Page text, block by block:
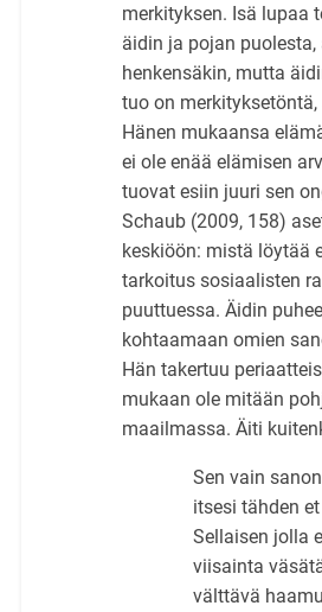
merkityksen. Isä lupaa
äidin ja pojan puolesta,
henkensäkin, mutta
tuo on
Hänen mukaansa
ei ole enää elämisen
tuovat esiin juuri sen
Schaub (2009, 158)
keskiöön: mistä löytää
tarkoitus sosiaalisten
puuttuessa. Äidin
kohtaamaan omien
Hän takertuu
mukaan ole mitään
maailmassa. Äiti
Sen vain
itsesi tähden
Sellaisen jolla
viisainta
välttävä